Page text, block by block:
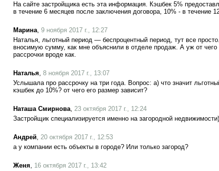
На сайте застройщика есть эта информация. Кэшбек 5%
в течение 6 месяцев после заключения договора, 10% - в течение
Марина, 9 ноября 2017 г., 12:27
Наталья, льготный период — беспроцентный период, тут все
вносимую сумму, как мне объяснили в отделе продаж. А уж от чего
рассрочки вроде как.
Наталья, 8 ноября 2017 г., 13:07
Услышала про рассрочку на три года. Вопрос: а) что значит
кэшбек до 10%? от чего его размер зависит?
Наташа Смирнова, 23 октября 2017 г., 12:24
Застройщик специализируется именно на загородной недвижимости)
Андрей, 20 октября 2017 г., 12:53
а у компании есть объекты в городе? Или только загород?
Женя, 16 октября 2017 г., 13:42